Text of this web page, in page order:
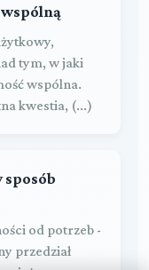
tym, w jaki
wspólna.
kwestia, (...)
sposób
od potrzeb -
przedział